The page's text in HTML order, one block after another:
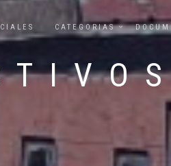
CATEGORIAS